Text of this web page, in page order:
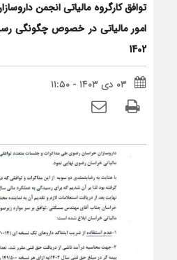
توافق کارگروه مالیاتی انجمن
امور مالیاتی در خصوص چگونگی
1402
۰۳ دی ۱۴۰۳ - ۱۱:۵۰